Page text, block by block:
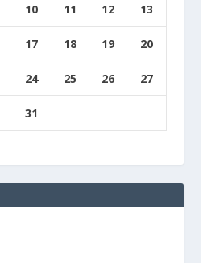
10 11 12 13
17 18 19 20
24 25 26 27
31